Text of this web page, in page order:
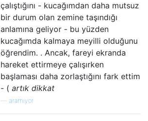
çalıştığını - kucağımdan daha mutsuz
bir durum olan zemine taşındığı
anlamına geliyor - bu yüzden
kucağımda kalmaya meyilli olduğunu
öğrendim. . Ancak, fareyi ekranda
hareket ettirmeye çalışırken
başlaması daha zorlaştığını fark ettim
- ( artık dikkat
aramıyor